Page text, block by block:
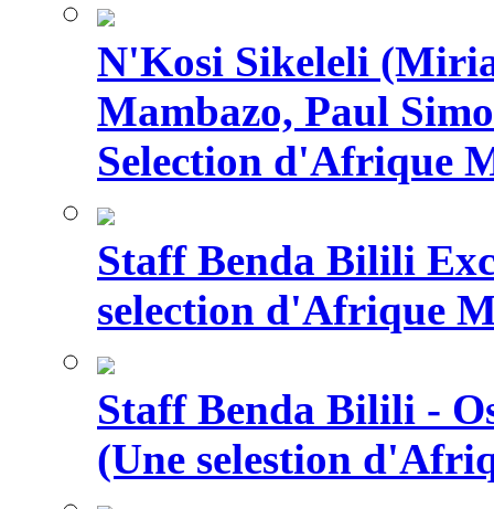
N'Kosi Sikeleli
Mambazo, Paul
Selection d'Afrique
Staff Benda Bilili
selection d'Afrique
Staff Benda Bilili -
(Une selestion